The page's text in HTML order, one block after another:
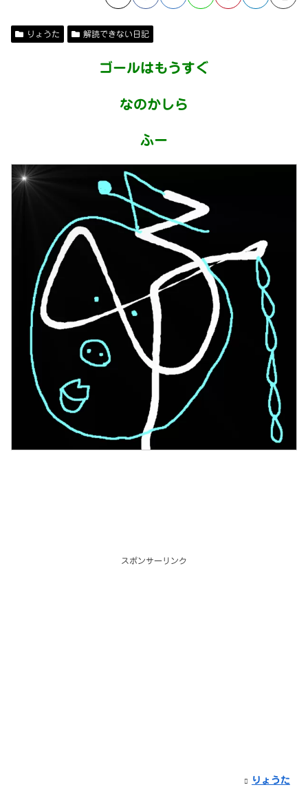
りょうた 解読できない日記
ゴールはもうすぐ
なのかしら
ふー
スポンサーリンク
りょうた